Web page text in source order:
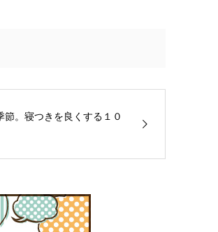
。寝つきを良くする１０